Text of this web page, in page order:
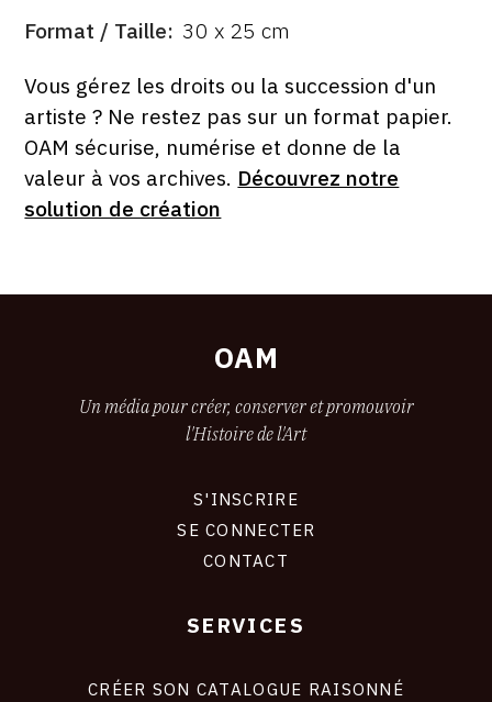
FORMAT
Format / Taille 30 x 25 cm
ÉTAT
Vous gérez les droits ou la succession d'un
artiste ? Ne restez pas sur un format papier.
OAM sécurise, numérise et donne de la
valeur à vos archives. Découvrez notre
solution de création
OAM
Un média pour créer, conserver et promouvoir
l'Histoire de l'Art
S'INSCRIRE
SE CONNECTER
CONTACT
SERVICES
CRÉER SON CATALOGUE RAISONNÉ